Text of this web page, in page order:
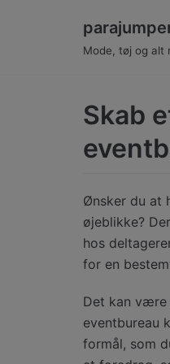
Mode, tøj og alt
Skab
Ønsker du at
øjeblikke?
hos
for en
Det kan være
eventbureau
formål, som